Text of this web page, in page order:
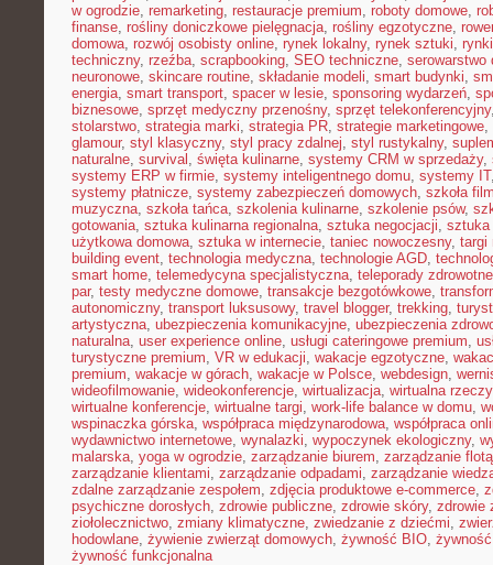
w ogrodzie, remarketing, restauracje premium, roboty domowe,
finanse, rośliny doniczkowe pielęgnacja, rośliny egzotyczne,
domowa, rozwój osobisty online, rynek lokalny, rynek sztuki,
techniczny, rzeźba, scrapbooking, SEO techniczne, serowarstwo
neuronowe, skincare routine, składanie modeli, smart budynki,
energia, smart transport, spacer w lesie, sponsoring wydarzeń,
biznesowe, sprzęt medyczny przenośny, sprzęt telekonferencyjny
stolarstwo, strategia marki, strategia PR, strategie marketingowe,
glamour, styl klasyczny, styl pracy zdalnej, styl rustykalny,
naturalne, survival , święta kulinarne, systemy CRM w sprzedaży,
systemy ERP w firmie, systemy inteligentnego domu, systemy IT
systemy płatnicze, systemy zabezpieczeń domowych, szkoła
muzyczna, szkoła tańca, szkolenia kulinarne, szkolenie psów,
gotowania, sztuka kulinarna regionalna, sztuka negocjacji, sztuka
użytkowa domowa, sztuka w internecie, taniec nowoczesny, targi
building event, technologia medyczna, technologie AGD,
smart home, telemedycyna specjalistyczna, teleporady zdrowotne
par, testy medyczne domowe, transakcje bezgotówkowe,
autonomiczny, transport luksusowy, travel blogger, trekking,
artystyczna, ubezpieczenia komunikacyjne, ubezpieczenia
naturalna, user experience online, usługi cateringowe premium,
turystyczne premium, VR w edukacji, wakacje egzotyczne,
premium, wakacje w górach, wakacje w Polsce, webdesign,
wideofilmowanie, wideokonferencje, wirtualizacja, wirtualna
wirtualne konferencje, wirtualne targi, work-life balance w domu,
wspinaczka górska, współpraca międzynarodowa, współpraca
wydawnictwo internetowe, wynalazki, wypoczynek ekologiczny,
malarska, yoga w ogrodzie, zarządzanie biurem, zarządzanie flotą
zarządzanie klientami, zarządzanie odpadami, zarządzanie
zdalne zarządzanie zespołem, zdjęcia produktowe e-commerce,
psychiczne dorosłych, zdrowie publiczne, zdrowie skóry, zdrowie
ziołolecznictwo, zmiany klimatyczne, zwiedzanie z dziećmi,
hodowlane, żywienie zwierząt domowych, żywność BIO,
żywność funkcjonalna